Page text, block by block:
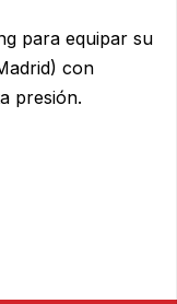
para equipar su
con
presión.